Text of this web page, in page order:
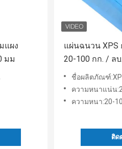
แผง
มม
แผ่นฉนวน XPS
20-100 กก. / ล
ภายนอก
ชื่อผลิตภัณฑ์:XPS
ความหนาแน่น
ความหนา:20-
ติด